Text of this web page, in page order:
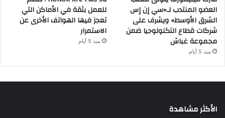
العضو المنتدب لـ«سي إن إس
الشرق الأوسط» ويشرف على
شركات قطاع التكنولوجيا ضمن
مجموعة غباش
منذ 5 أيام
للعمل بثقة في الأماكن التي
تعجز فيها الهواتف الأخرى عن
الاستمرار
منذ 5 أيام
الأكثر مشاهدة